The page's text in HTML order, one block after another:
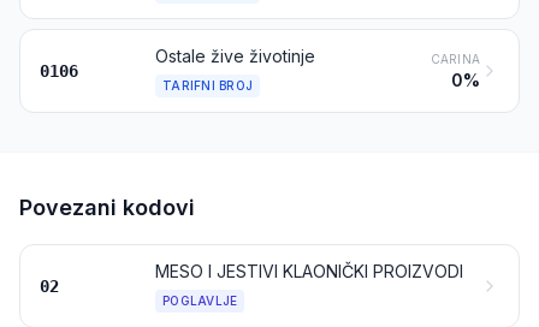
0106
Ostale žive životinje
TARIFNI BROJ
CARINA
0%
Povezani kodovi
02
MESO I JESTIVI KLAONIČKI PROIZVODI
POGLAVLJE